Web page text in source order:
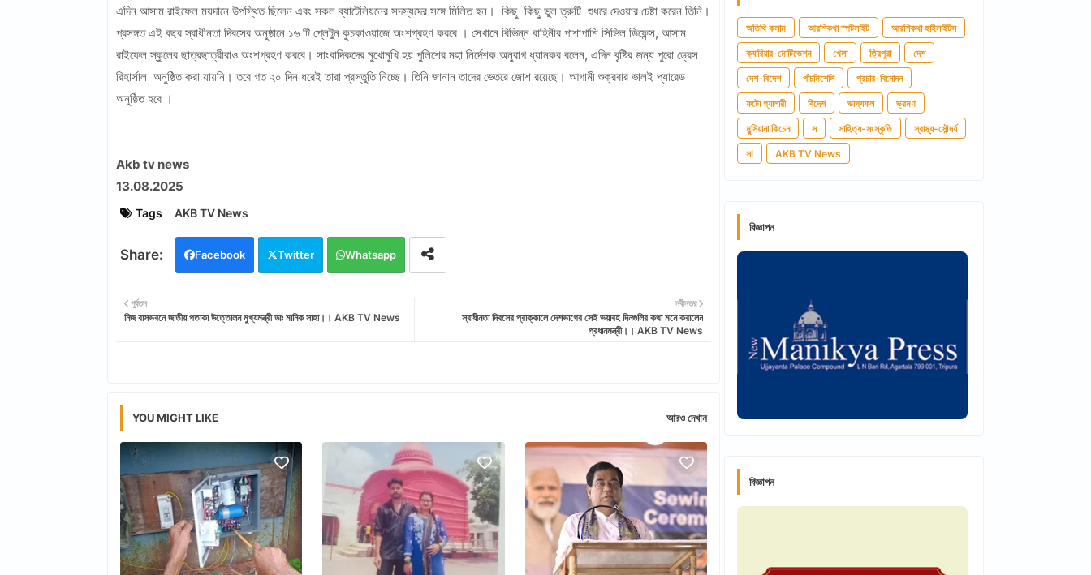
এদিন আসাম রাইফেল ময়দানে উপস্থিত ছিলেন এবং সকল ব্যাটেলিয়নের সদস্যদের সঙ্গে মিলিত হন। কিছু কিছু ভুল ত্রুটি শুধরে দেওয়ার চেষ্টা করেন তিনি।
প্রসঙ্গত এই বছর স্বাধীনতা দিবসের অনুষ্ঠানে ১৬ টি প্লেটুন কুচকাওয়াজে অংশগ্রহণ করবে । সেখানে বিভিন্ন বাহিনীর পাশাপাশি সিভিল ডিফেন্স, আসাম
রাইফেল স্কুলের ছাত্রছাত্রীরাও অংশগ্রহণ করবে। সাংবাদিকদের মুখোমুখি হয় পুলিশের মহা নির্দেশক অনুরাগ ধ্যানকর বলেন, এদিন বৃষ্টির জন্য পুরো ড্রেস
রিহার্সাল অনুষ্ঠিত করা যায়নি। তবে গত ২০ দিন ধরেই তারা প্রস্তুতি নিচ্ছে। তিনি জানান তাদের ভেতরে জোশ রয়েছে। আগামী শুক্রবার ভালই প্যারেড
অনুষ্ঠিত হবে ।
Akb tv news
13.08.2025
Tags AKB TV News
Facebook Twitter Whatsapp
নবীনতর
স্বাধীনতা দিবসের প্রাক্কালে দেশভাগের সেই ভয়াবহ দিনগুলির কথা মনে করালেন
প্রধানমন্ত্রী।। AKB TV News
পূর্বতন
নিজ বাসভবনে জাতীয় পতাকা উত্তোলন মুখ্যমন্ত্রী ডাঃ মানিক সাহা।। AKB TV News
YOU MIGHT LIKE আরও দেখান
অতিথি কলাম আরশিকথা স্পটলাইট আরশিকথা হাইলাইটস
ক্যারিয়ার-মোটিভেশন খেলা ত্রিপুরা দেশ
দেশ-বিদেশ পাঁচমিশেলি প্রচার-বিনোদন
ফটো গ্যালারী বিদেশ ভাগ্যফল ভ্রমণ
মুন্সিয়ানা কিচেন স সাহিত্য-সংস্কৃতি স্বাস্থ্য-সৌন্দর্য
সl AKB TV News
বিজ্ঞাপন
বিজ্ঞাপন